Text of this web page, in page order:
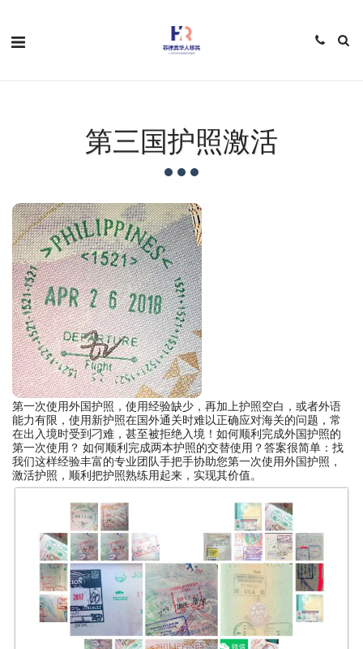
第三国护照激活
第一次使用外国护照，使用经验缺少，再加上护照空白，或者外语
能力有限，使用新护照在国外通关时难以正确应对海关的问题，常
在出入境时受到刁难，甚至被拒绝入境！如何顺利完成外国护照的
第一次使用？ 如何顺利完成两本护照的交替使用？答案很简单：找
我们这样经验丰富的专业团队手把手协助您第一次使用外国护照，
激活护照，顺利把护照熟练用起来，实现其价值。